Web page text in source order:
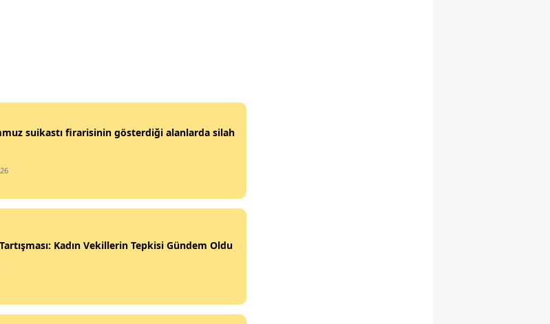
suikastı firarisinin gösterdiği alanlarda silah
Kadın Vekillerin Tepkisi Gündem Oldu